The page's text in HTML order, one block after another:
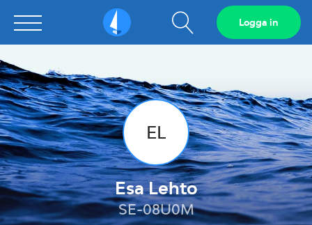
Sailarena Visa
sökfält
Logga in
EL
Esa Lehto
SE-08U0M